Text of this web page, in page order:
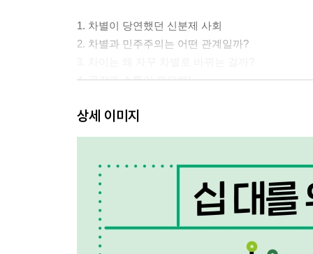
1. 차별이 당연했던 신분제 사회
2. 차별과 민주주의는 어떤 관계일까?
4. 공감과 소통이 필요해!
3장 차별에도 종류가 있을까?
1. 나쁘지 않은 차별도 있을까?
2. 합리적 차별이 존재하는 이유는?
3. 합리적 차별과 비합리적 차별은 어떻게 나눌까?
4. 또 다른 차별들은 무엇이 있을까?
* 모두가 편하게! 배리어 프리
상세 이미지